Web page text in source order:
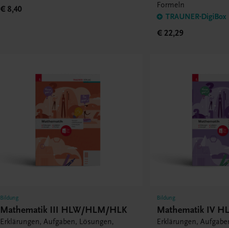
€ 8,40
Formeln
TRAUNER-DigiBox
€ 22,29
Bildung
Mathematik III HLW/HLM/HLK
Erklärungen, Aufgaben, Lösungen,
Bildung
Mathematik IV
Erklärungen,